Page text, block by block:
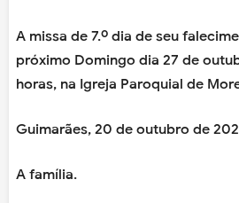
A missa de 7.º dia de seu
próximo Domingo dia 27 de
horas, na Igreja Paroquial de
Guimarães, 20 de outubro de
A família.